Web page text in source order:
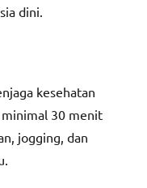
dini.
kesehatan
30 menit
jogging, dan